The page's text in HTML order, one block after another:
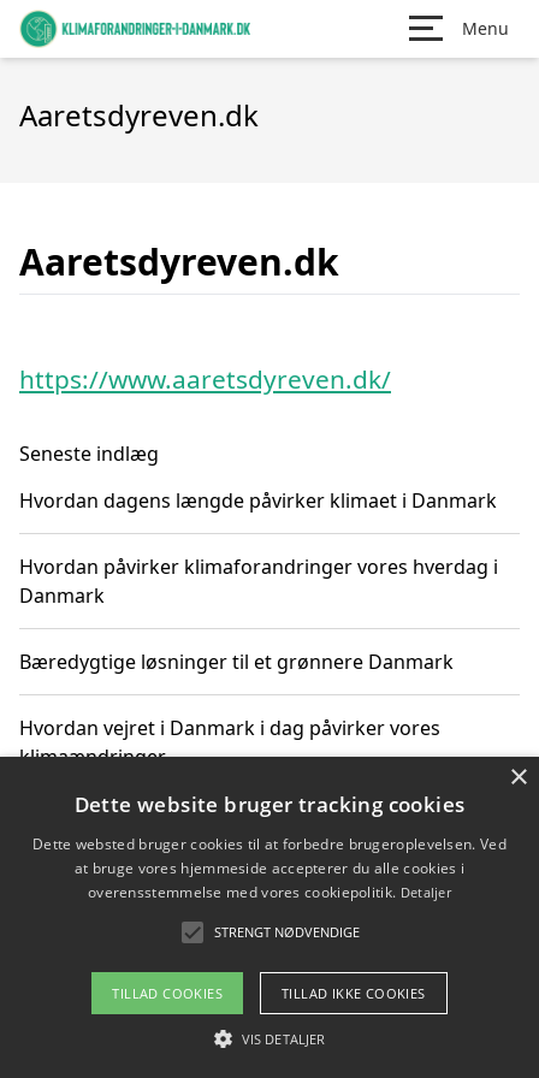
Menu
Aaretsdyreven.dk
Aaretsdyreven.dk
https://www.aaretsdyreven.dk/
Seneste indlæg
Hvordan dagens længde påvirker klimaet i Danmark
Hvordan påvirker klimaforandringer vores hverdag i
Danmark
Bæredygtige løsninger til et grønnere Danmark
Hvordan vejret i Danmark i dag påvirker vores
klimaændringer
Hvordan klimaændringer påvirker danske unges
gaveønsker
Om / kontakt
Blog Betingelser
×
Dette website bruger tracking cookies
Dette websted bruger cookies til at forbedre brugeroplevelsen. Ved
at bruge vores hjemmeside accepterer du alle cookies i
overensstemmelse med vores cookiepolitik. Detaljer
STRENGT NØDVENDIGE
TILLAD COOKIES TILLAD IKKE COOKIES
VIS DETALJER